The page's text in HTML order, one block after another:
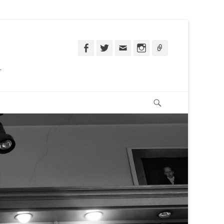
FacebookTwitterEmail Instagram